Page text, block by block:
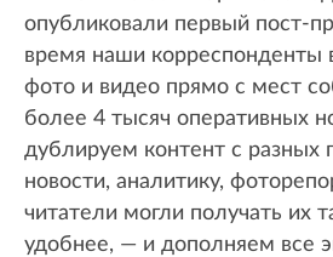
опубликовали первый пост-
время наши корреспонденты
фото и видео прямо с мест
более 4 тысяч оперативных
дублируем контент с
новости, аналитику,
читатели могли получать их
удобнее, — и дополняем все